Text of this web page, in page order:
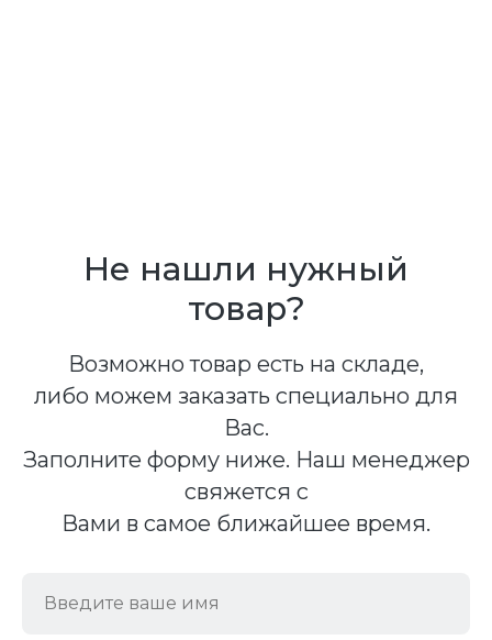
Не нашли нужный
товар?
Возможно товар есть на складе,
либо можем заказать специально для
Вас.
Заполните форму ниже. Наш менеджер
свяжется с
Вами в самое ближайшее время.